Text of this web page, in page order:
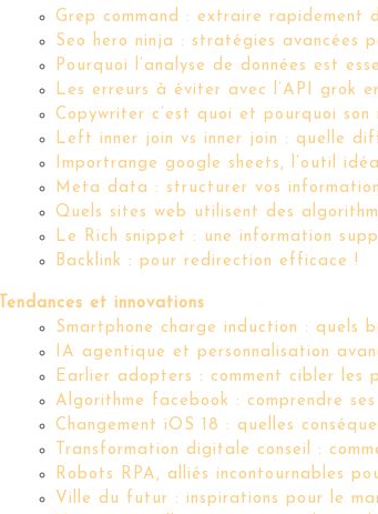
Grep command : extraire rapidement
Seo hero ninja : stratégies avancées
Pourquoi l’analyse de données est
Les erreurs à éviter avec l’API grok
Copywriter c’est quoi et pourquoi
Left inner join vs inner join : quelle
Importrange google sheets, l’outil
Meta data : structurer vos
Quels sites web utilisent des
Le Rich snippet : une information
Backlink : pour redirection efficace !
Tendances et innovations
Smartphone charge induction : quels
IA agentique et personnalisation
Earlier adopters : comment cibler les
Algorithme facebook : comprendre
Changement iOS 18 : quelles
Transformation digitale conseil :
Robots RPA, alliés incontournables
Ville du futur : inspirations pour le